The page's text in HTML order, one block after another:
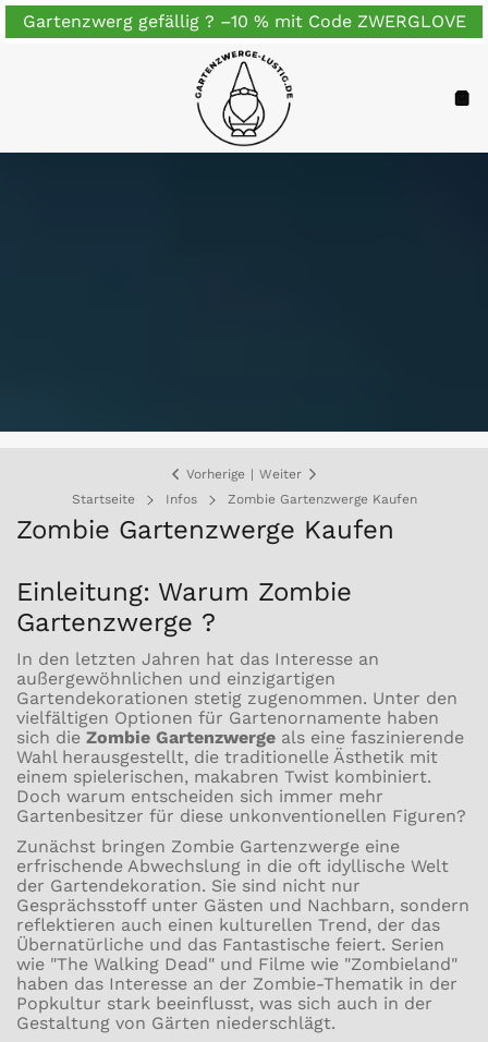
Zum
InhaltGartenzwerg gefällig ? –10 % mit Code ZWERGLOVE
Startseite Infos Zombie Gartenzwerge Kaufen
Vorherige Weiter
Zombie Gartenzwerge Kaufen
Einleitung: Warum Zombie
Gartenzwerge ?
In den letzten Jahren hat das Interesse an
außergewöhnlichen und einzigartigen
Gartendekorationen stetig zugenommen. Unter den
vielfältigen Optionen für Gartenornamente haben
sich die Zombie Gartenzwerge als eine faszinierende
Wahl herausgestellt, die traditionelle Ästhetik mit
einem spielerischen, makabren Twist kombiniert.
Doch warum entscheiden sich immer mehr
Gartenbesitzer für diese unkonventionellen Figuren?
Zunächst bringen Zombie Gartenzwerge eine
erfrischende Abwechslung in die oft idyllische Welt
der Gartendekoration. Sie sind nicht nur
Gesprächsstoff unter Gästen und Nachbarn, sondern
reflektieren auch einen kulturellen Trend, der das
Übernatürliche und das Fantastische feiert. Serien
wie "The Walking Dead" und Filme wie "Zombieland"
haben das Interesse an der Zombie-Thematik in der
Popkultur stark beeinflusst, was sich auch in der
Gestaltung von Gärten niederschlägt.